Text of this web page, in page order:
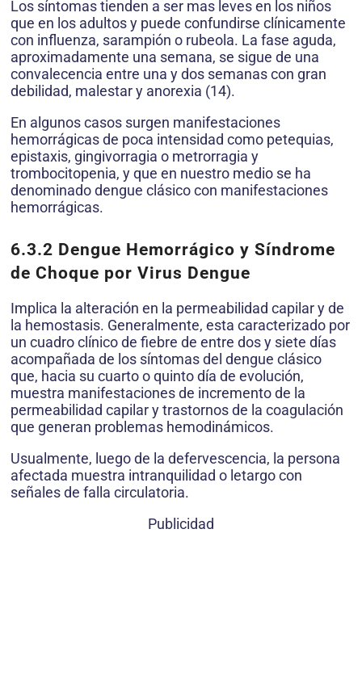
Los síntomas tienden a ser mas leves en los niños
que en los adultos y puede confundirse clínicamente
con influenza, sarampión o rubeola. La fase aguda,
aproximadamente una semana, se sigue de una
convalecencia entre una y dos semanas con gran
debilidad, malestar y anorexia (14).
En algunos casos surgen manifestaciones
hemorrágicas de poca intensidad como petequias,
epistaxis, gingivorragia o metrorragia y
trombocitopenia, y que en nuestro medio se ha
denominado dengue clásico con manifestaciones
hemorrágicas.
6.3.2 Dengue Hemorrágico y Síndrome
de Choque por Virus Dengue
Implica la alteración en la permeabilidad capilar y de
la hemostasis. Generalmente, esta caracterizado por
un cuadro clínico de fiebre de entre dos y siete días
acompañada de los síntomas del dengue clásico
que, hacia su cuarto o quinto día de evolución,
muestra manifestaciones de incremento de la
permeabilidad capilar y trastornos de la coagulación
que generan problemas hemodinámicos.
Usualmente, luego de la defervescencia, la persona
afectada muestra intranquilidad o letargo con
señales de falla circulatoria.
Publicidad